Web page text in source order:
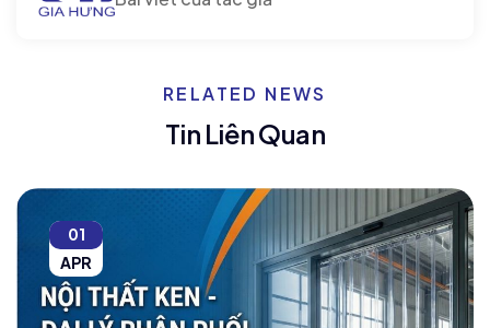
RELATED NEWS
Tin Liên Quan
01
APR